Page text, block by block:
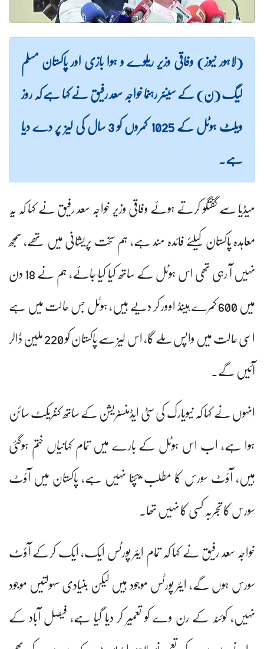
(لاہور نیوز) وفاقی وزیر ریلوے و ہوا بازی اور پاکستان مسلم
لیگ (ن) کے سینئر رہنما خواجہ سعد رفیق نے کہا ہے کہ روز
ویلٹ ہوٹل کے 1025 کمروں کو 3 سال کی لیز پر دے دیا
ہے۔
میڈیا سے گفتگو کرتے ہوئے وفاقی وزیر خواجہ سعد رفیق نے کہا کہ یہ
معاہدہ پاکستان کیلئے فائدہ مند ہے، ہم سخت پریشانی میں تھے، سمجھ
نہیں آ رہی تھی اس ہوٹل کے ساتھ کیا کیا جائے، ہم نے 18 دن
میں 600 کمرے ہینڈ اوور کر دیے ہیں، ہوٹل جس حالت میں ہے
اسی حالت میں واپس ملے گا، اس لیز سے پاکستان کو 220 ملین ڈالر
آئیں گے۔
انہوں نے کہا کہ نیویارک کی سٹی ایڈمنسٹریشن کے ساتھ کنٹریکٹ سائن
ہوا ہے، اب اس ہوٹل کے بارے میں تمام کہانیاں ختم ہوگئی
ہیں، آؤٹ سورس کا مطلب بیچنا نہیں ہے، پاکستان میں آؤٹ
سورس کا تجربہ کسی کا نہیں تھا۔
خواجہ سعد رفیق نے کہا کہ تمام ایئر پورٹس ایک، ایک کرکے آؤٹ
سورس ہوں گے، ایئر پورٹس موجود ہیں لیکن بنیادی سہولتیں موجود
نہیں، کوئٹہ کے رن وے کو تعمیر کر دیا گیا ہے، فیصل آباد کے